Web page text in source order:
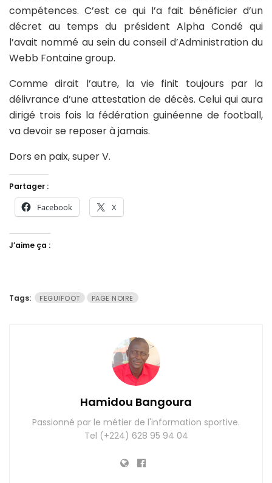
compétences. C’est ce qui l’a fait bénéficier d’un
décret au temps du président Alpha Condé qui
l’avait nommé au sein du conseil d’Administration du
Webb Fontaine group.
Comme dirait l’autre, la vie finit toujours par la
délivrance d’une attestation de décès. Celui qui aura
dirigé trois fois la fédération guinéenne de football,
va devoir se reposer à jamais.
Dors en paix, super V.
Partager :
Facebook X
J’aime ça :
Tags: FEGUIFOOT PAGE NOIRE
Hamidou Bangoura
Passionné par le métier de l'information sportive.
Tel (+224) 628 95 94 04